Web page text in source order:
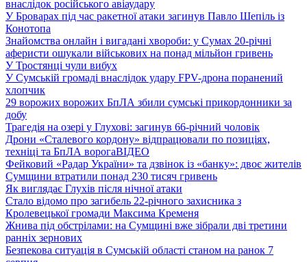
внаслідок російського авіаудару
У Броварах під час ракетної атаки загинув Павло Шепіль із
Конотопа
Знайомства онлайн і вигадані хвороби: у Сумах 20-річні
аферисти ошукали військових на понад мільйон гривень
У Тростянці чули вибух
У Сумській громаді внаслідок удару FPV-дрона поранений
хлопчик
29 ворожих ворожих БпЛА збили сумські прикордонники за
добу
Трагедія на озері у Глухові: загинув 66-річний чоловік
Дрони «Сталевого кордону» відпрацювали по позиціях,
техніці та БпЛА ворогаВІДЕО
Фейковий «Радар України» та дзвінок із «банку»: двоє жителів
Сумщини втратили понад 230 тисяч гривень
Як виглядає Глухів після нічної атаки
Стало відомо про загибель 22-річного захисника з
Кролевецької громади Максима Кременя
Жнива під обстрілами: на Сумщині вже зібрали дві третини
ранніх зернових
Безпекова ситуація в Сумській області станом на ранок 7